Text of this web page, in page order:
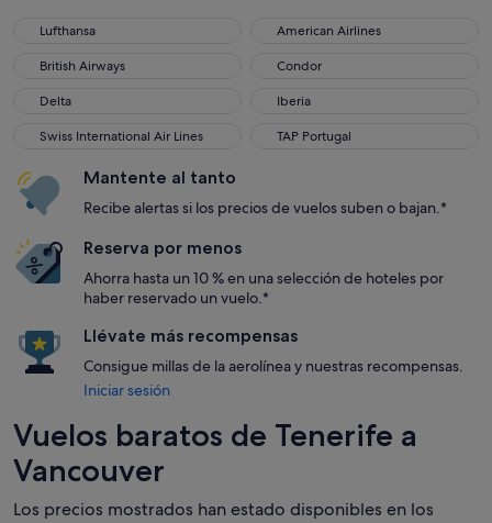
Lufthansa
Lufthansa American Airlines
American Airlines
British Airways
British Airways Condor
Condor
Delta
Delta Iberia
Iberia
Swiss International Air Lines
Swiss International Air Lines TAP Portugal
TAP Portugal
Mantente al tanto
Recibe alertas si los precios de vuelos suben o bajan.*
Reserva por menos
Ahorra hasta un 10 % en una selección de hoteles por
haber reservado un vuelo.*
Llévate más recompensas
Consigue millas de la aerolínea y nuestras recompensas.
Iniciar sesión
Vuelos baratos de Tenerife a
Vancouver
Los precios mostrados han estado disponibles en los